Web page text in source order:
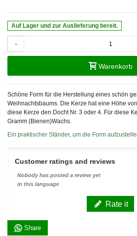
Auf Lager und zur Auslieferung bereit.
-
Warenkorb
Schöne Form für die Herstellung eines schön
Weihnachtsbaums. Die Kerze hat eine Höhe
diese Kerze den Docht Nr. 3 oder 4. Für diese
Gramm (Bienen)Wachs.
Ein praktischer Ständer, um die Form
Customer ratings and reviews
Nobody has posted a review yet
in this language
Rate it
Share